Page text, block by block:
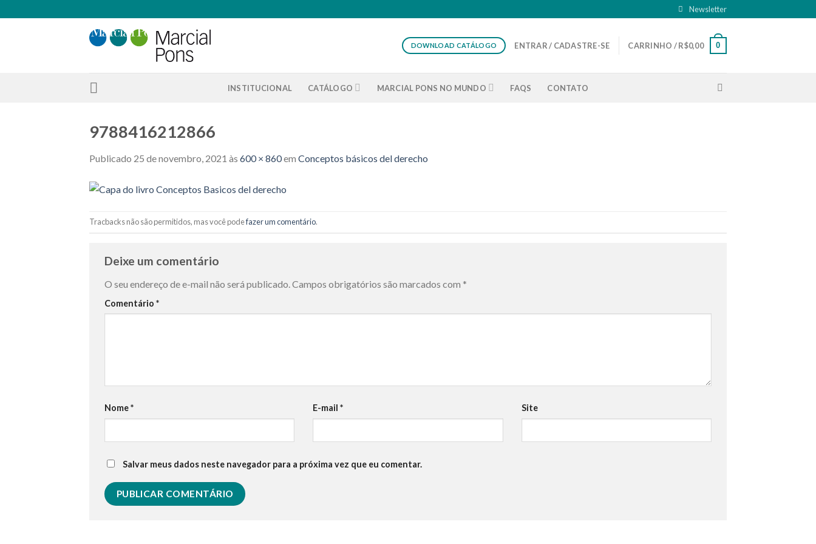
to
Newsletter
DOWNLOAD CATÁLOGO ENTRAR / CADASTRE-SE CARRINHO /R$0,00 0
INSTITUCIONAL CATÁLOGO MARCIAL PONS NO MUNDO FAQS CONTATO
9788416212866
Publicado 25 de novembro, 2021 às 600 × 860em Conceptos básicos del derecho
Tracbacks não são permitidos, mas você podefazer um comentário.
Deixe um comentário
O seu endereço de e-mail não será publicado. Campos obrigatórios são marcados com *
Comentário *
Nome* E-mail* Site
Salvar meus dados neste navegador para a próxima vez que eu comentar.